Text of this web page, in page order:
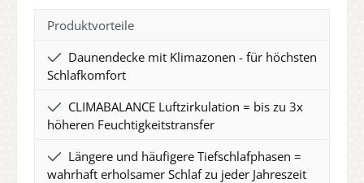
Produktvorteile
Daunendecke mit Klimazonen - für höchsten
Schlafkomfort
CLIMABALANCE Luftzirkulation = bis zu 3x
höheren Feuchtigkeitstransfer
Längere und häufigere Tiefschlafphasen =
wahrhaft erholsamer Schlaf zu jeder Jahreszeit